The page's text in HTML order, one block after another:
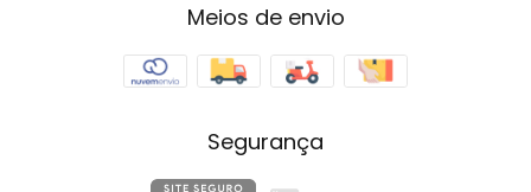
Meios de envio
Segurança